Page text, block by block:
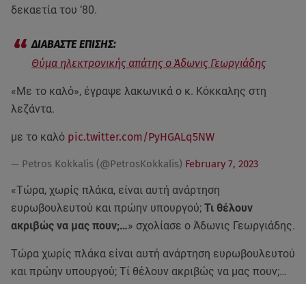
δεκαετία του ’80.
Θύμα ηλεκτρονικής απάτης ο Άδωνις Γεωργιάδης
«Με το καλό», έγραψε λακωνικά ο κ. Κόκκαλης στη
λεζάντα.
με το καλό pic.twitter.com/PyHGALq5NW
— Petros Kokkalis (@PetrosKokkalis) February 7, 2023
«Τώρα, χωρίς πλάκα, είναι αυτή ανάρτηση
ευρωβουλευτού και πρώην υπουργού; Τι θέλουν
ακριβώς να μας πουν;…» σχολίασε ο Άδωνις Γεωργιάδης.
Τώρα χωρίς πλάκα είναι αυτή ανάρτηση ευρωβουλευτού
και πρώην υπουργού; Τί θέλουν ακριβώς να μας πουν;…